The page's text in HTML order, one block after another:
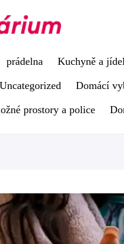
prádelna Kuchyně a
Uncategorized Domácí
prostory a police